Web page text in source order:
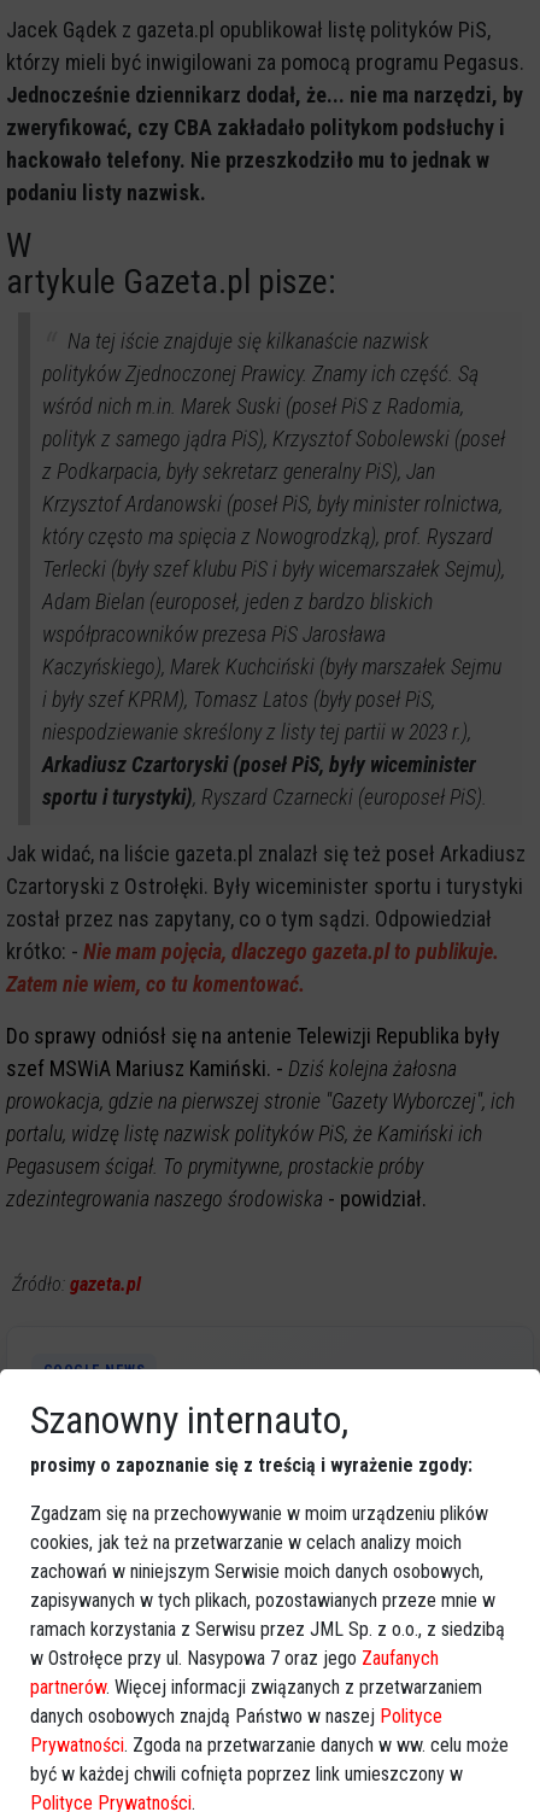
Jacek Gądek z gazeta.pl opublikował listę polityków PiS,
którzy mieli być inwigilowani za pomocą programu Pegasus.
Jednocześnie dziennikarz dodał, że... nie ma narzędzi, by
zweryfikować, czy CBA zakładało politykom podsłuchy i
hackowało telefony. Nie przeszkodziło mu to jednak w
podaniu listy nazwisk.
W
artykule Gazeta.pl pisze:
Na tej iście znajduje się kilkanaście nazwisk
polityków Zjednoczonej Prawicy. Znamy ich część. Są
wśród nich m.in. Marek Suski (poseł PiS z Radomia,
polityk z samego jądra PiS), Krzysztof Sobolewski (poseł
z Podkarpacia, były sekretarz generalny PiS), Jan
Krzysztof Ardanowski (poseł PiS, były minister rolnictwa,
który często ma spięcia z Nowogrodzką), prof. Ryszard
Terlecki (były szef klubu PiS i były wicemarszałek Sejmu),
Adam Bielan (europoseł, jeden z bardzo bliskich
współpracowników prezesa PiS Jarosława
Kaczyńskiego), Marek Kuchciński (były marszałek Sejmu
i były szef KPRM), Tomasz Latos (były poseł PiS,
niespodziewanie skreślony z listy tej partii w 2023 r.),
Arkadiusz Czartoryski (poseł PiS, były wiceminister
sportu i turystyki), Ryszard Czarnecki (europoseł PiS).
Jak widać, na liście gazeta.pl znalazł się też poseł Arkadiusz
Czartoryski z Ostrołęki. Były wiceminister sportu i turystyki
został przez nas zapytany, co o tym sądzi. Odpowiedział
krótko: - Nie mam pojęcia, dlaczego gazeta.pl to publikuje.
Zatem nie wiem, co tu komentować.
Do sprawy odniósł się na antenie Telewizji Republika były
szef MSWiA Mariusz Kamiński. - Dziś kolejna żałosna
prowokacja, gdzie na pierwszej stronie "Gazety Wyborczej", ich
portalu, widzę listę nazwisk polityków PiS, że Kamiński ich
Pegasusem ścigał. To prymitywne, prostackie próby
zdezintegrowania naszego środowiska - powidział.
Źródło: gazeta.pl
GOOGLE NEWS
Obserwuj nas i otrzymuj nowe wiadomości
Dodaj eOstroleka do obserwowanych źródeł w Google News.
REKLAMA
Więcej o:Gazeta.pl ,Pegasus,Arkadiusz Czartoryski
Szanowny internauto,
prosimy o zapoznanie się z treścią i wyrażenie zgody:
Zgadzam się na przechowywanie w moim urządzeniu plików
cookies, jak też na przetwarzanie w celach analizy moich
zachowań w niniejszym Serwisie moich danych osobowych,
zapisywanych w tych plikach, pozostawianych przeze mnie w
ramach korzystania z Serwisu przez JML Sp. z o.o., z siedzibą
w Ostrołęce przy ul. Nasypowa 7 oraz jego Zaufanych
partnerów. Więcej informacji związanych z przetwarzaniem
danych osobowych znajdą Państwo w naszej Polityce
Prywatności. Zgoda na przetwarzanie danych w ww. celu może
być w każdej chwili cofnięta poprzez link umieszczony w
Polityce Prywatności.